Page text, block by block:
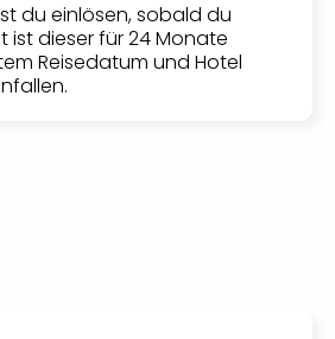
du einlösen, sobald du
ist dieser für 24 Monate
Reisedatum und Hotel